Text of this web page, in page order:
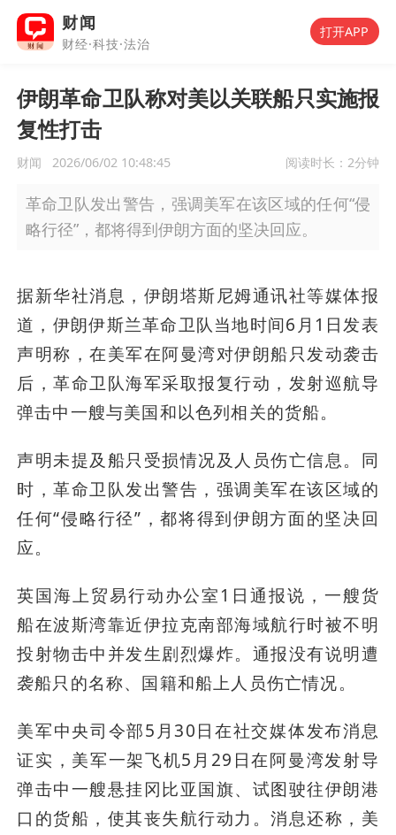
财闻
财经·科技·法治
打开APP
伊朗革命卫队称对美以关联船只实施报
复性打击
财闻 2026/06/02 10:48:45 阅读时长： 2分钟
革命卫队发出警告，强调美军在该区域的任何“侵
略行径”，都将得到伊朗方面的坚决回应。
据新华社消息，伊朗塔斯尼姆通讯社等媒体报
道，伊朗伊斯兰革命卫队当地时间6月1日发表
声明称，在美军在阿曼湾对伊朗船只发动袭击
后，革命卫队海军采取报复行动，发射巡航导
弹击中一艘与美国和以色列相关的货船。
声明未提及船只受损情况及人员伤亡信息。同
时，革命卫队发出警告，强调美军在该区域的
任何“侵略行径”，都将得到伊朗方面的坚决回
应。
英国海上贸易行动办公室1日通报说，一艘货
船在波斯湾靠近伊拉克南部海域航行时被不明
投射物击中并发生剧烈爆炸。通报没有说明遭
袭船只的名称、国籍和船上人员伤亡情况。
美军中央司令部5月30日在社交媒体发布消息
证实，美军一架飞机5月29日在阿曼湾发射导
弹击中一艘悬挂冈比亚国旗、试图驶往伊朗港
口的货船，使其丧失航行动力。消息还称，美